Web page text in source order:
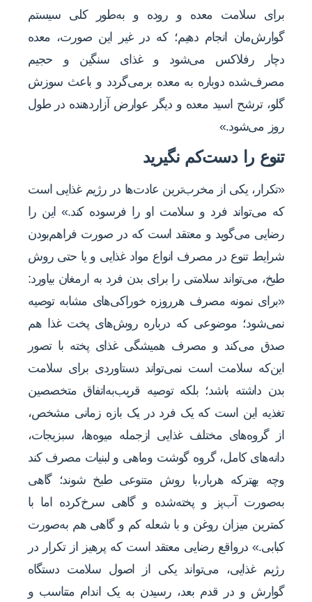
برای سلامت معده و روده و به‌طور کلی سیستم
گوارش‌مان انجام دهیم؛ که در غیر این صورت، معده
دچار رفلاکس می‌شود و غذای سنگین و حجیم
مصرف‌شده دوباره به معده برمی‌گردد و باعث سوزش
گلو، ترشح اسید معده و دیگر عوارض آزاردهنده در طول
روز می‌شود.»
تنوع را ‌دست‌کم نگیرید
«تکرار، یکی از مخرب‌ترین عادت‌ها در رژیم غذایی است
که می‌تواند فرد و سلامت او را فرسوده کند.» این را
رضایی می‌گوید و معتقد است که در صورت فراهم‌بودن
شرایط تنوع در مصرف انواع مواد غذایی و یا حتی روش
طبخ، می‌تواند سلامتی را برای بدن فرد به ارمغان بیاورد:
«برای نمونه مصرف هرروزه خوراکی‌های مشابه ‌توصیه
نمی‌شود؛ موضوعی که درباره روش‌های پخت غذا هم
صدق می‌کند و مصرف همیشگی غذای پخته با تصور
این‌که سلامت است نمی‌تواند دستاوردی برای سلامت
بدن داشته باشد؛ بلکه توصیه قریب‌به‌اتفاق متخصصین
تغذیه این است که یک فرد در یک بازه زمانی مشخص،
از گروه‌های مختلف غذایی ازجمله میوه‌ها، سبزیجات،
دانه‌های کامل، گروه گوشت وماهی و لبنیات مصرف کند
وچه بهترکه هربار،با روش متنوعی طبخ شوند؛ گاهی
به‌صورت آب‌پز و پخته‌شده و گاهی سرخ‌کرده اما با
کمترین میزان روغن و با شعله کم و گاهی هم به‌صورت
کبابی.» درواقع رضایی معتقد است که پرهیز از تکرار در
رژیم غذایی، می‌تواند یکی از اصول سلامت دستگاه
گوارش و در قدم بعد، رسیدن به یک اندام متناسب و